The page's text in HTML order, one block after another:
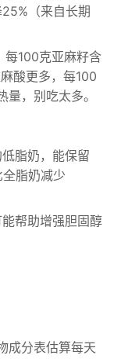
（来自长期
每100克亚麻籽含
酸更多，每100
，别吃太多。
脂奶，能保留
脂奶减少
帮助增强胆固醇
成分表估算每天